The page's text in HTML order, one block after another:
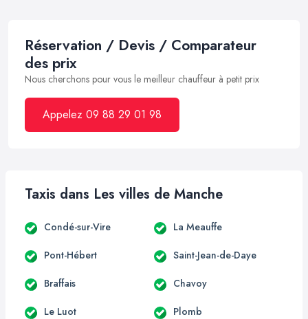
Réservation / Devis / Comparateur
des prix
Nous cherchons pour vous le meilleur chauffeur à petit prix
Appelez 09 88 29 01 98
Taxis dans Les villes de Manche
Condé-sur-Vire La Meauffe
Pont-Hébert Saint-Jean-de-Daye
Braffais Chavoy
Le Luot Plomb